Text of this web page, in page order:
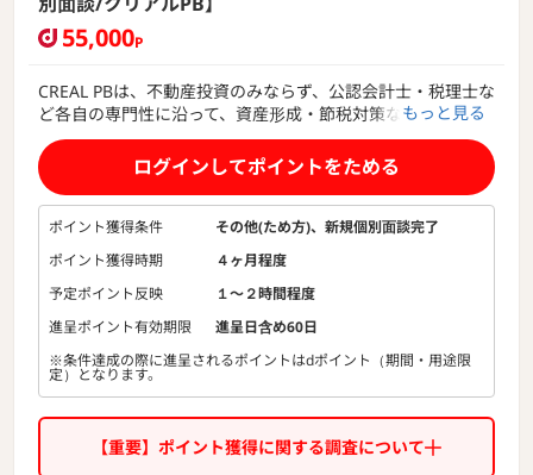
55,000P
CREAL PBは、不動産投資のみならず、公認会計士・税理士な
ど各自の専門性に沿って、資産形成・節税対策などご要望に
応じたアドバイスを行っています。
もっと見る
ログインしてポイントをためる
ポイント獲得条件
その他(ため方)、新規個別面談完了
ポイント獲得時期
４ヶ月程度
予定ポイント反映
１〜２時間程度
進呈ポイント有効期限
進呈日含め60日
※条件達成の際に進呈されるポイントはdポイント（期間・用途限
定）となります。
【重要】ポイント獲得に関する調査について